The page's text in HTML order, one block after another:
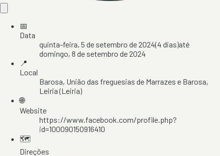
📅
Data
quinta-feira, 5 de setembro de 2024(4 dias)até
domingo, 8 de setembro de 2024
📍
Local
Barosa, União das freguesias de Marrazes e Barosa,
Leiria(Leiria)
🌐
Website
https://www.facebook.com/profile.php?
id=100090150916410
🗺️
Direções